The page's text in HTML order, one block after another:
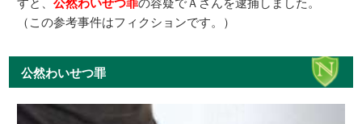
すと、公然わいせつ罪の容疑でＡさんを逮捕しました。
（この参考事件はフィクションです。）
公然わいせつ罪